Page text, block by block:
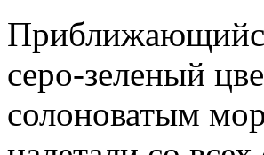
серо-зеленый
солоноватым